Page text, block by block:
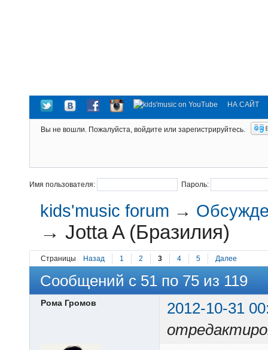
НА САЙТ
Вы не вошли. Пожалуйста, войдите или зарегистрируйтесь.
Имя пользователя: Пароль:
kids'music forum →
→Jotta A (Бразилия)
Страницы Назад 1 2 3 4 5 Далее
Сообщений с 51 по 75 из 119
Рома Громов
2012-10-31